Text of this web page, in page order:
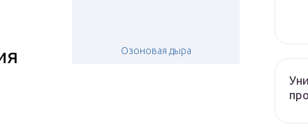
Озоновая дыра